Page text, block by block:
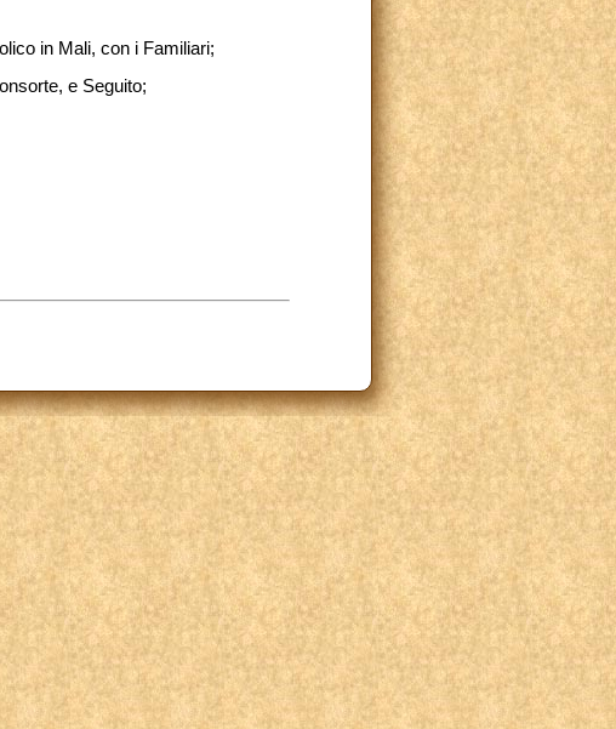
in Mali, con i Familiari;
e Seguito;